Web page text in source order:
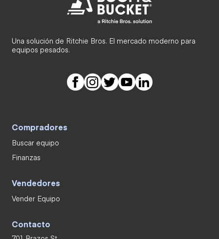
Una solución de Ritchie Bros. El mercado moderno para
equipos pesados.
Compradores
Buscar equipo
Finanzas
Vendedores
Vender Equipo
Contacto